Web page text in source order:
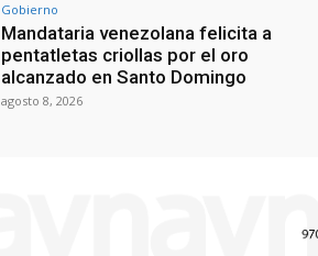
Gobierno
Mandataria venezolana felicita a
pentatletas criollas por el oro
alcanzado en Santo Domingo
agosto 8, 2026